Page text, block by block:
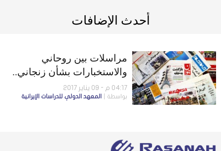
أحدث الإضافات
مراسلات بين روحاني
والاستخبارات بشأن زنجاني..
وشائعات حول خلاف ظريف
وعراقجي
04:17 م - 09 يناير 2017
بواسطة المعهد الدولي للدراسات الإيرانية